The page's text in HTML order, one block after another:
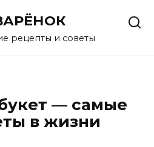
рецепты и советы
— самые
в жизни